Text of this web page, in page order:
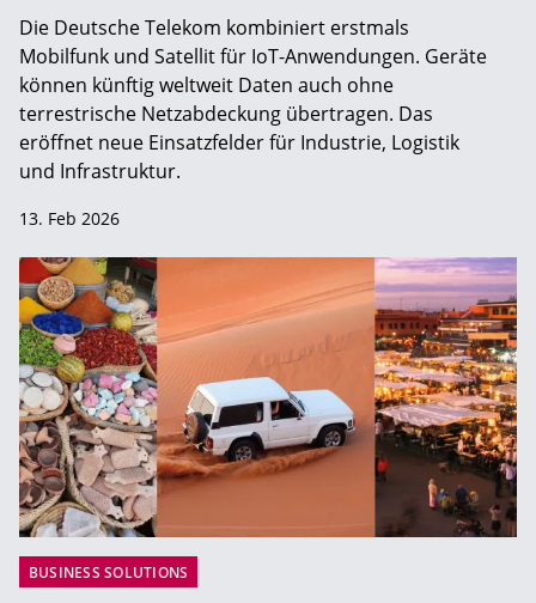
Die Deutsche Telekom kombiniert erstmals
Mobilfunk und Satellit für IoT-Anwendungen. Geräte
können künftig weltweit Daten auch ohne
terrestrische Netzabdeckung übertragen. Das
eröffnet neue Einsatzfelder für Industrie, Logistik
und Infrastruktur.
13. Feb 2026
BUSINESS SOLUTIONS